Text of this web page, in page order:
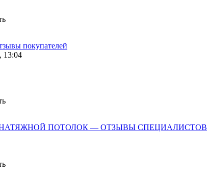
покупателей
13:04
ПОТОЛОК — ОТЗЫВЫ СПЕЦИАЛИСТОВ